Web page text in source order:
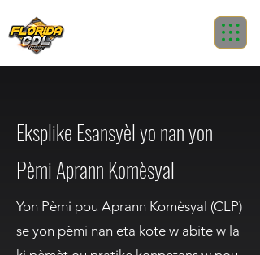
Eksplike Esansyèl yo nan yon
Pèmi Aprann Komèsyal
Yon Pèmi pou Aprann Komèsyal (CLP)
se yon pèmi nan eta kote w abite w la